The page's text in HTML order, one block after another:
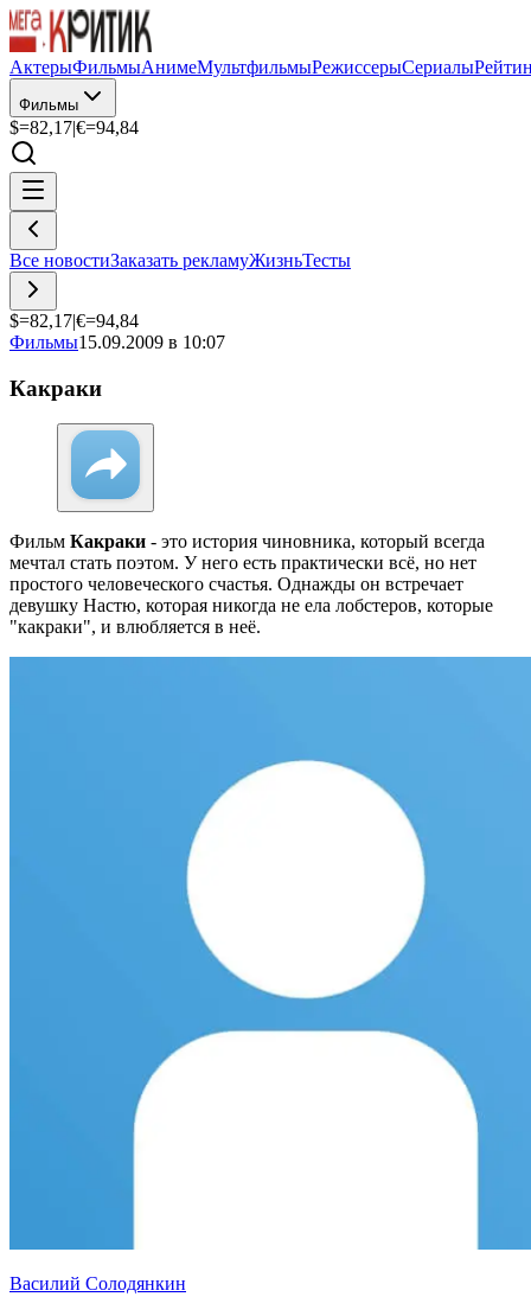
АктерыФильмыАнимеМультфильмыРежиссерыСериалы
Фильмы
$=82,17|€=94,84
Все новостиЗаказать рекламуЖизньТесты
$=82,17|€=94,84
Фильмы15.09.2009 в 10:07
Какраки
Фильм Какраки - это история чиновника, который всегда
мечтал стать поэтом. У него есть практически всё, но нет
простого человеческого счастья. Однажды он встречает
девушку Настю, которая никогда не ела лобстеров, которые
"какраки", и влюбляется в неё.
Василий Солодянкин